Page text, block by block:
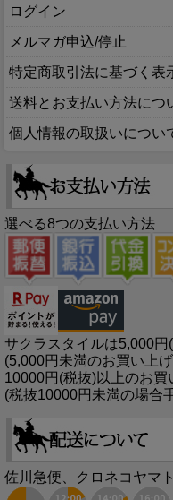
ログイン
メルマガ申込/停止
特定商取引法に基づく表
送料とお支払い方法につ
個人情報の取扱いについ
選べる8つの支払い方法
サクラスタイルは5,000円
(5,000円未満のお買い上
10000円(税抜)以上のお買
(税抜10000円未満の場合
佐川急便、クロネコヤマ